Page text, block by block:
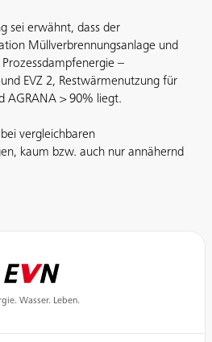
sei erwähnt, dass der
Müllverbrennungsanlage und
–
EVZ 2, Restwärmenutzung für
AGRANA > 90% liegt.
vergleichbaren
kaum bzw. auch nur annähernd
Wasser. Leben.